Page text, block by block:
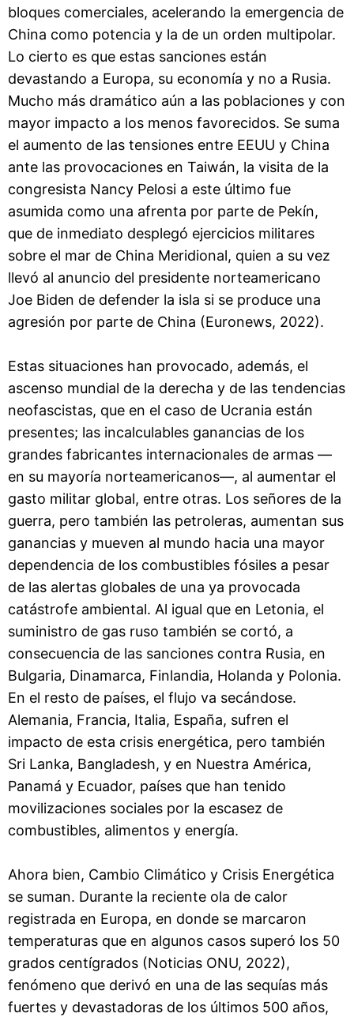
bloques comerciales, acelerando la emergencia de
China como potencia y la de un orden multipolar.
Lo cierto es que estas sanciones están
devastando a Europa, su economía y no a Rusia.
Mucho más dramático aún a las poblaciones y con
mayor impacto a los menos favorecidos. Se suma
el aumento de las tensiones entre EEUU y China
ante las provocaciones en Taiwán, la visita de la
congresista Nancy Pelosi a este último fue
asumida como una afrenta por parte de Pekín,
que de inmediato desplegó ejercicios militares
sobre el mar de China Meridional, quien a su vez
llevó al anuncio del presidente norteamericano
Joe Biden de defender la isla si se produce una
agresión por parte de China (Euronews, 2022).
Estas situaciones han provocado, además, el
ascenso mundial de la derecha y de las tendencias
neofascistas, que en el caso de Ucrania están
presentes; las incalculables ganancias de los
grandes fabricantes internacionales de armas —
en su mayoría norteamericanos—, al aumentar el
gasto militar global, entre otras. Los señores de la
guerra, pero también las petroleras, aumentan sus
ganancias y mueven al mundo hacia una mayor
dependencia de los combustibles fósiles a pesar
de las alertas globales de una ya provocada
catástrofe ambiental. Al igual que en Letonia, el
suministro de gas ruso también se cortó, a
consecuencia de las sanciones contra Rusia, en
Bulgaria, Dinamarca, Finlandia, Holanda y Polonia.
En el resto de países, el flujo va secándose.
Alemania, Francia, Italia, España, sufren el
impacto de esta crisis energética, pero también
Sri Lanka, Bangladesh, y en Nuestra América,
Panamá y Ecuador, países que han tenido
movilizaciones sociales por la escasez de
combustibles, alimentos y energía.
Ahora bien, Cambio Climático y Crisis Energética
se suman. Durante la reciente ola de calor
registrada en Europa, en donde se marcaron
temperaturas que en algunos casos superó los 50
grados centígrados (Noticias ONU, 2022),
fenómeno que derivó en una de las sequías más
fuertes y devastadoras de los últimos 500 años,